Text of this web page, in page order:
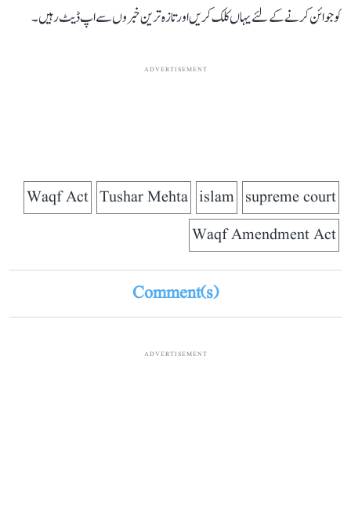
کو جوائن کرنے کے لئے یہاں کلک کریں اور تازہ ترین خبروں سے اپ ڈیٹ رہیں۔
ADVERTISEMENT
supreme court
islam
Tushar Mehta
Waqf Act
Waqf Amendment Act
Comment(s)
ADVERTISEMENT